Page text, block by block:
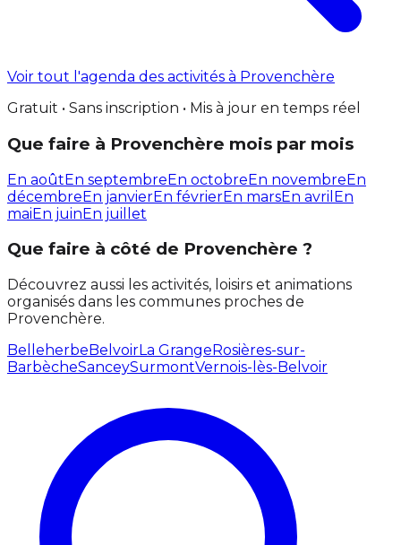
Voir tout l'agenda des activités à Provenchère
Gratuit • Sans inscription • Mis à jour en temps réel
Que faire à Provenchère mois par mois
En aoûtEn septembreEn octobreEn novembreEn
décembreEn janvierEn févrierEn marsEn avril En
maiEn juinEn juillet
Que faire à côté de Provenchère ?
Découvrez aussi les activités, loisirs et animations
organisés dans les communes proches de
Provenchère.
BelleherbeBelvoirLa GrangeRosières-sur-
BarbècheSanceySurmontVernois-lès-Belvoir